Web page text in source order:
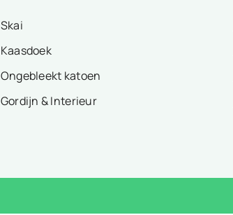
Skai
Kaasdoek
Ongebleekt katoen
Gordijn & Interieur